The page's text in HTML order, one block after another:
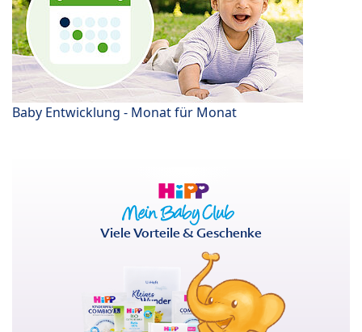
Baby Entwicklung - Monat für Monat
Viele Vorteile & Geschenke